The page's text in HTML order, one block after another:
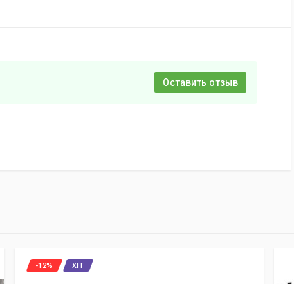
Оставить отзыв
-12% ХІТ